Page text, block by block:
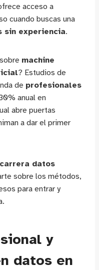
acceso a
cuando buscas una
sin experiencia.
machine
? Estudios de
de profesionales
anual en
abre puertas
a dar el primer
datos
sobre los métodos,
para entrar y
y
datos en